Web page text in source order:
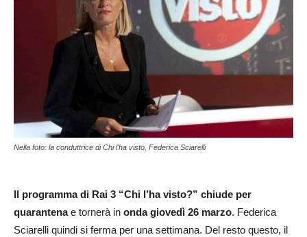
Nella foto: la conduttrice di Chi l'ha visto, Federica Sciarelli
Il programma di Rai 3 “Chi l’ha visto?” chiude per
quarantenae tornerà in onda giovedì 26 marzo. Federica
Sciarelli quindi si ferma per una settimana. Del resto questo, il